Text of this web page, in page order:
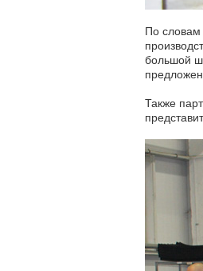
По словам
большой
Также